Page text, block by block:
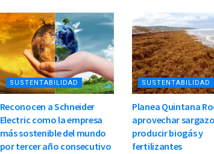
SUSTENTABILIDAD
Reconocen a Schneider
Electric como la empresa
más sostenible del mundo
por tercer año consecutivo
SUSTENTABILIDAD
Planea Quintana
aprovechar
producir biogás y
fertilizantes